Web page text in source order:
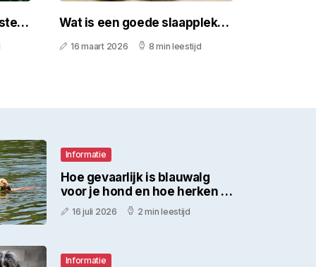
Wat is een goede slaapplek
16 maart 2026 8 min leestijd
Informatie
Hoe gevaarlijk is blauwalg
voor je hond en hoe herken je
het in juli?
16 juli 2026 2 min leestijd
Informatie